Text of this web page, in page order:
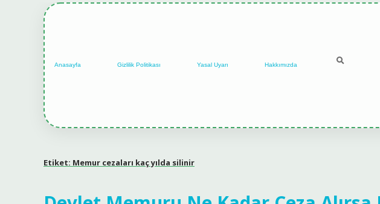
Anasayfa Gizlilik Politikası Yasal Uyarı Hakkımızda
Etiket: Memur cezaları kaç yılda silinir